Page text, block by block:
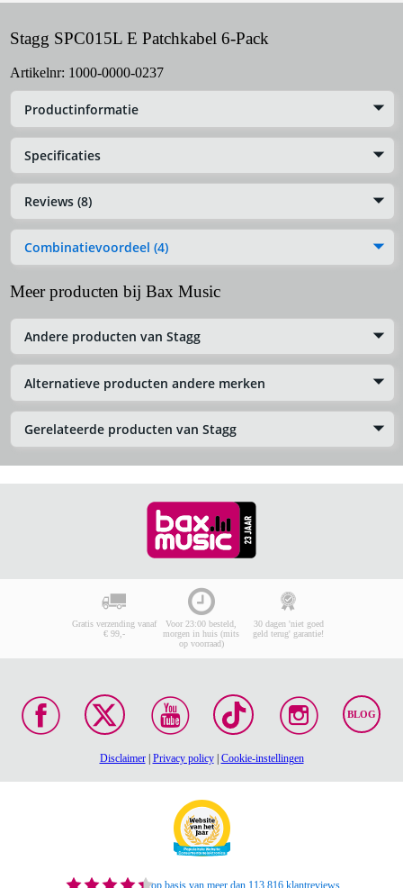
Stagg SPC015L E Patchkabel 6-Pack
Artikelnr: 1000-0000-0237
Productinformatie
Specificaties
Reviews (8)
Combinatievoordeel (4)
Meer producten bij Bax Music
Andere producten van Stagg
Alternatieve producten andere merken
Gerelateerde producten van Stagg
Gratis verzending vanaf
€ 99,-
Voor 23:00 besteld,
morgen in huis (mits
op voorraad)
30 dagen 'niet goed
geld terug' garantie!
BLOG
Disclaimer| Privacy policy| Cookie-instellingen
op basis van meer dan 113.816 klantreviews